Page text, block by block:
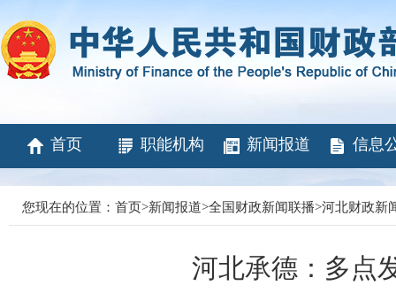
首页 职能机构 新闻报道 信息
您现在的位置： 首页>新闻报道>全国财政新闻联播>河北财政新
河北承德：多点